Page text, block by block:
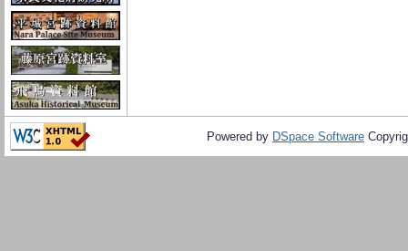
Powered by DSpace Software